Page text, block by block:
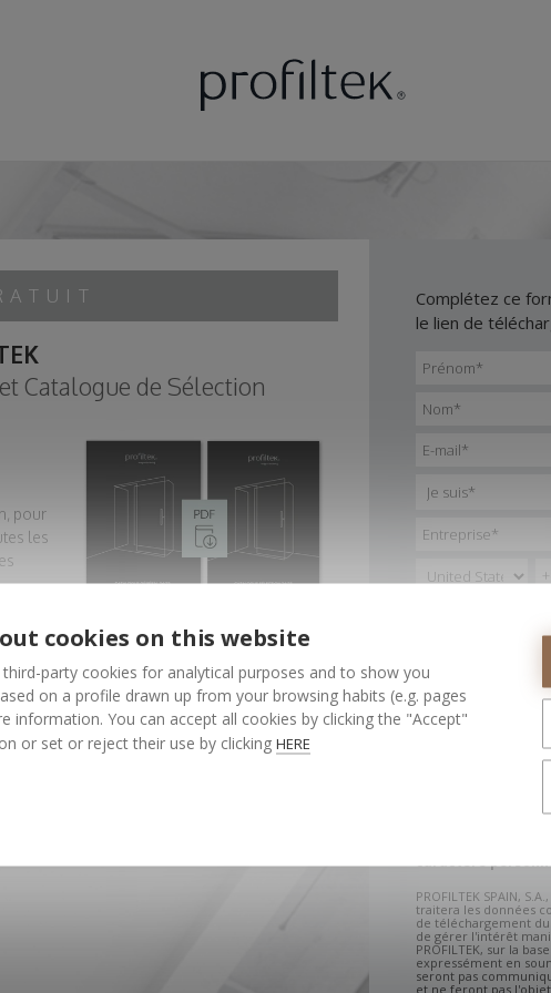
Catalogue de Sélection
pour
les
Complétez ce
le lien de
caractère
PROFILTEK SPAIN,
traitera les données
de téléchargement
de gérer l'intérêt
PROFILTEK, sur la
expressément en
seront pas
et ne feront pas
cookies on this website
party cookies for analytical purposes and to show you
on a profile drawn up from your browsing habits (e.g. pages
information. You can accept all cookies by clicking the "Accept"
or set or reject their use by clicking HERE